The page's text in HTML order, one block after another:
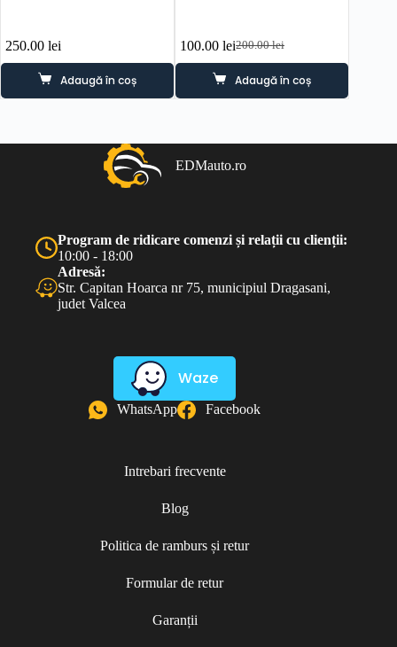
250.00 lei
Adaugă în coș
200.00lei
Prețul
inițial
a
fost:
100.00leiPrețul
curent
este:
100.00 lei.
Adaugă în coș
EDMauto.ro
Program de ridicare comenzi și relații cu clienții:
10:00 - 18:00
Adresă:
Str. Capitan Hoarca nr 75, municipiul Dragasani,
judet Valcea
Waze
WhatsApp Facebook
Intrebari frecvente
Blog
Politica de ramburs și retur
Formular de retur
Garanții